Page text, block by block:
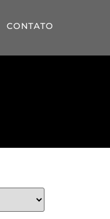
CONTATO